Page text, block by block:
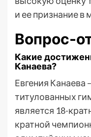
и ее признание
Вопрос-
Какие
Канаева?
Евгения Канаева
титулованных
является 18-
кратной